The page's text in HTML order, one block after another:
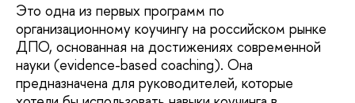
Это одна из первых программ по
организационному коучингу на российском рынке
ДПО, основанная на достижениях современной
науки (evidence-based coaching). Она
предназначена для руководителей, которые